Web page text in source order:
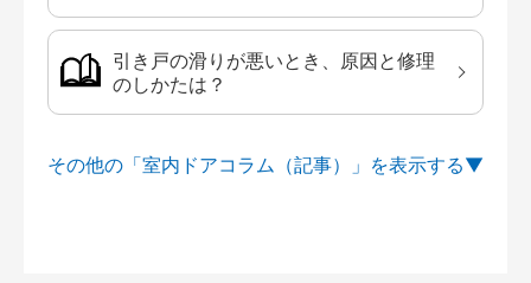
引き戸の滑りが悪いとき、原因と修理
のしかたは？
その他の「室内ドアコラム（記事）」を